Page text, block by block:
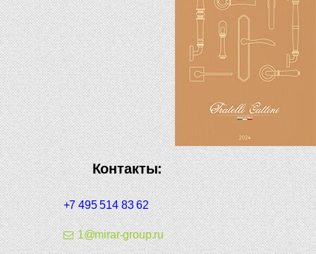
Контакты:
+7 495 514 83 62
1@mirar-group.ru